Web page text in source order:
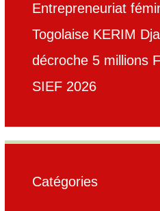
Entrepreneuriat
Togolaise KERIM
décroche 5 millions
SIEF 2026
Catégories